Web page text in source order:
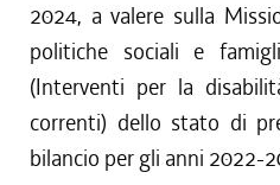
2024, a valere sulla
politiche sociali e
(Interventi per la
correnti) dello stato di
bilancio per gli anni 2022-